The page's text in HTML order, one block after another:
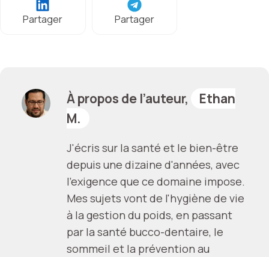
Partager Partager
À propos de l’auteur,
Ethan
M.
J'écris sur la santé et le bien-être
depuis une dizaine d'années, avec
l'exigence que ce domaine impose.
Mes sujets vont de l'hygiène de vie
à la gestion du poids, en passant
par la santé bucco-dentaire, le
sommeil et la prévention au